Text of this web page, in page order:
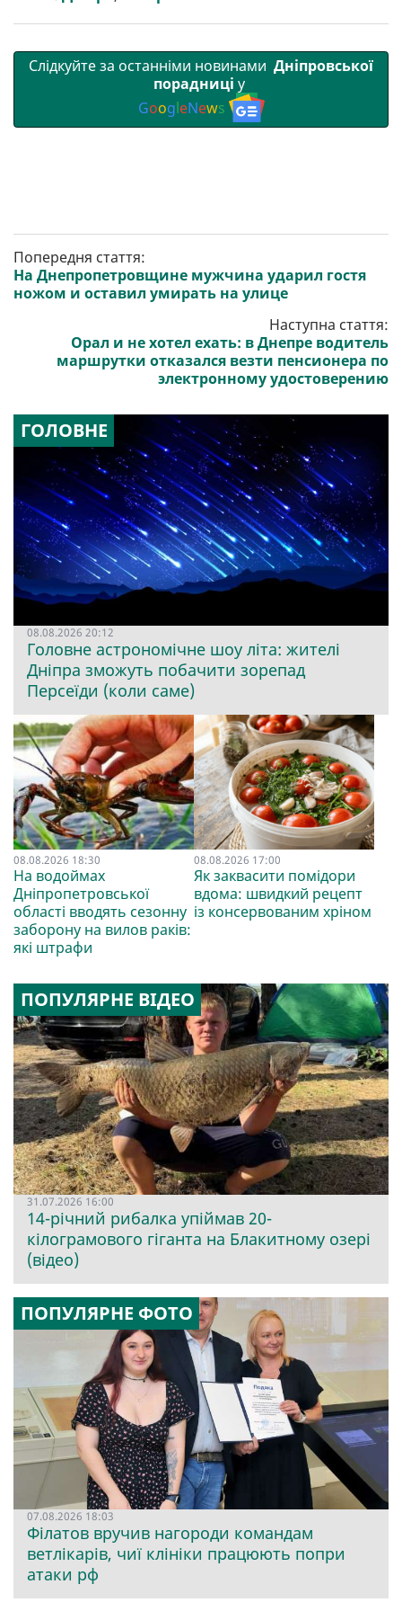
Слідкуйте за останніми новинами Дніпровської
порадниці у
GoogleNews
Попередня стаття:
На Днепропетровщине мужчина ударил гостя
ножом и оставил умирать на улице
Наступна стаття:
Орал и не хотел ехать: в Днепре водитель
маршрутки отказался везти пенсионера по
электронному удостоверению
ГОЛОВНЕ
08.08.2026 20:12
Головне астрономічне шоу літа: жителі
Дніпра зможуть побачити зорепад
Персеїди (коли саме)
08.08.2026 18:30
На водоймах
Дніпропетровської
області вводять сезонну
заборону на вилов раків:
які штрафи
08.08.2026 17:00
Як заквасити помідори
вдома: швидкий рецепт
із консервованим хріном
ПОПУЛЯРНЕ ВІДЕО
31.07.2026 16:00
14-річний рибалка упіймав 20-
кілограмового гіганта на Блакитному озері
(відео)
ПОПУЛЯРНЕ ФОТО
07.08.2026 18:03
Філатов вручив нагороди командам
ветлікарів, чиї клініки працюють попри
атаки рф